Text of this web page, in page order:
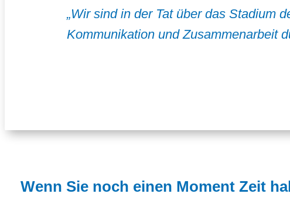
„Wir sind in der Tat über das Stadium
Kommunikation und Zusammenarbeit
Wenn Sie noch einen Moment Zeit